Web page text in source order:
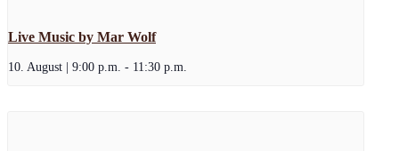
Live Music by Mar Wolf
10. August | 9:00 p.m. - 11:30 p.m.